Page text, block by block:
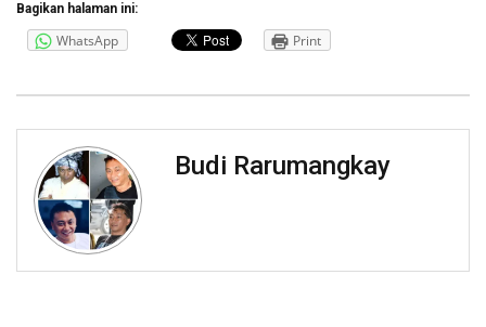
Bagikan halaman ini:
WhatsApp Print
Budi Rarumangkay